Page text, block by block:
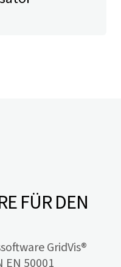
FÜR DEN
GridVis®
50001